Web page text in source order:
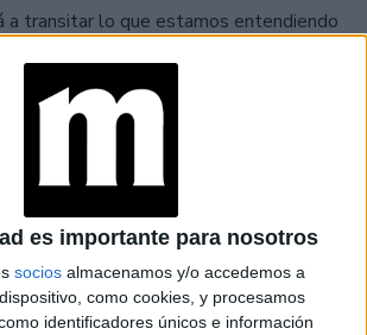
es importante para nosotros
socios almacenamos y/o accedemos a
como cookies, y procesamos
identificadores únicos e información
a transitar lo que estamos entendiendo
mostrarnos tal cual somos,
que por el contrario conectamos mejor
vidas.
Acuario, Aries y Leo:escuchen qué
los que los quieren. Recuerden que la
más afectivo a la hora de construir.